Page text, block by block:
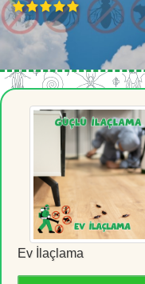
Ev İlaçlama